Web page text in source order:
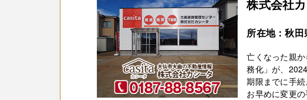
株式会社
所在地：秋
亡くなった親
務化」が、
期限までに手
お早めに変更